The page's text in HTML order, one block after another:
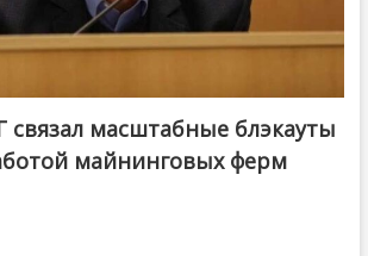
связал масштабные блэкауты
майнинговых ферм